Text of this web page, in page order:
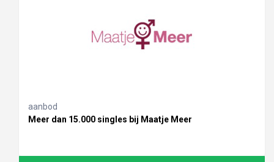
aanbod
Meer dan 15.000 singles bij Maatje Meer